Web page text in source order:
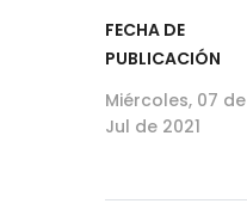
FECHA DE
PUBLICACIÓN
Miércoles, 07 de
Jul de 2021